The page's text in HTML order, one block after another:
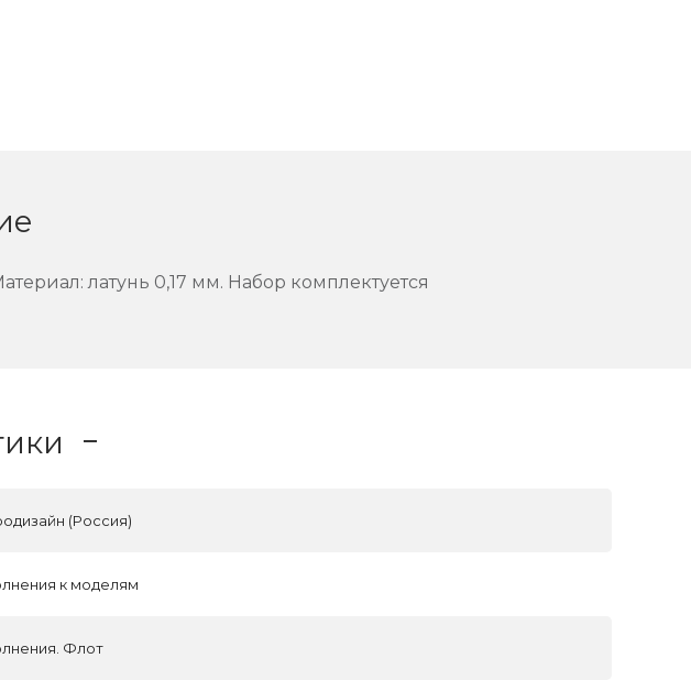
латунь 0,17 мм. Набор комплектуется
(Россия)
к моделям
Флот